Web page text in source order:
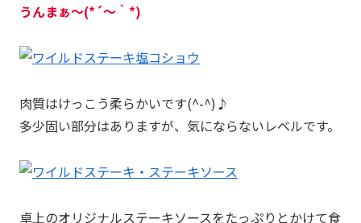
うんまぁ～(*´～｀*)
肉質はけっこう柔らかいです(^-^)♪
多少固い部分はありますが、気にならないレベルです。
卓上のオリジナルステーキソースをたっぷりとかけて食